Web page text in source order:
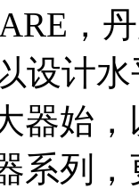
，
设计
器始
系列